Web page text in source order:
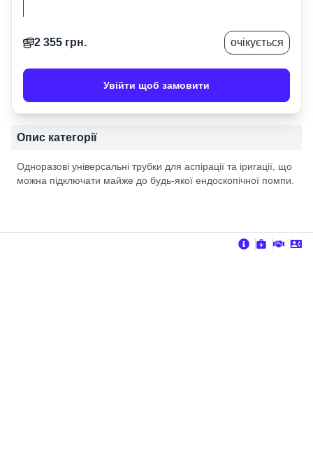
2 355 грн. очікується
Увійти щоб замовити
Опис категорії
Одноразові універсальні трубки для аспірації та іригації, що
можна підключати майже до будь-якої ендоскопічної помпи.